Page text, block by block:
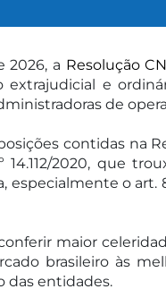
2026, a Resolução
e
de
contidas na
2020, que
o art.
maior
brasileiro às
das entidades.